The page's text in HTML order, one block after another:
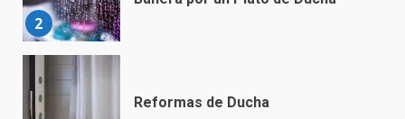
2
Reformas de Ducha